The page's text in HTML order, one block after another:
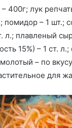
400г; лук
помидор – 1 шт.;
л.; плавленый
15%) – 1 ст. л.;
– по
для